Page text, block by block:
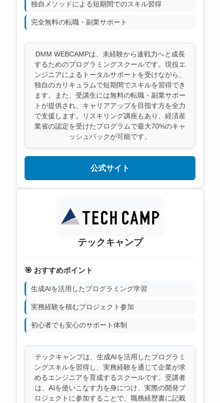
独自メソッドによる短期間でのスキル習得
完全無料の転職・副業サポート
DMM WEBCAMPは、未経験から速戦力へと成長
するためのプログラミングスクールです。現役エ
ンジニアによるトータルサポートを受けながら、
独自のカリキュラムで短期間でスキルを習得でき
ます。また、受講生には無料の転職・副業サポー
トが提供され、キャリアアップを目指す方を全力
で支援します。リスキリング講座もあり、経済産
業省の認定を受けたプログラムで最大70%のキャ
ッシュバックが可能です。
公式サイト
テックキャンプ
🎯 おすすめポイント
生成AIを活用したプログラミング学習
実務経験を積むプロジェクト参加
初心者でも安心のサポート体制
テックキャンプは、生成AIを活用したプログラミ
ングスキルを習得し、実務経験を通じて企業が求
めるエンジニアを育成するスクールです。受講者
は、AIを使いこなす力を身につけ、実際の開発プ
ロジェクトに参加することで、職務経歴書に記載